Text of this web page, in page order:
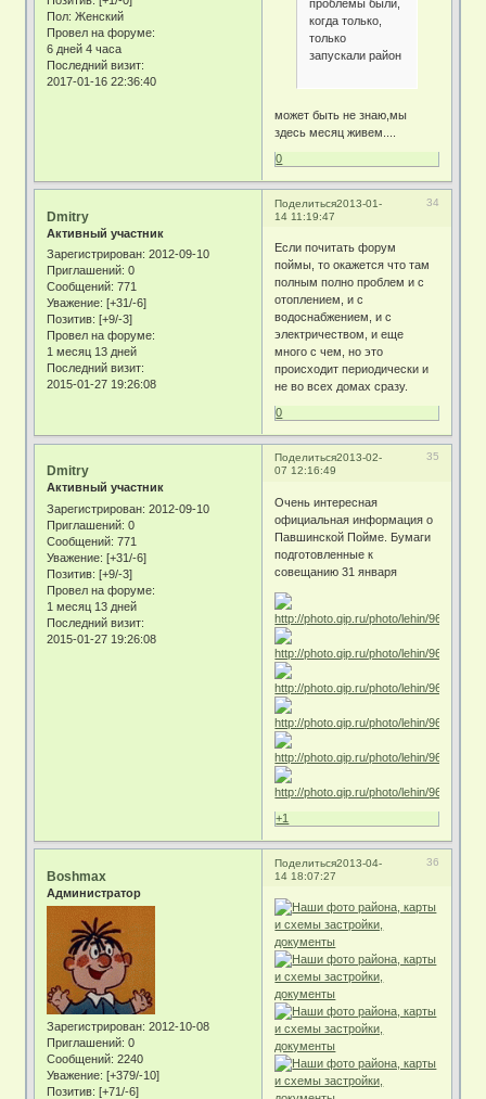
Пол: Женский
Провел на форуме:
6 дней 4 часа
Последний визит:
2017-01-16 22:36:40
проблемы были,
когда только,
только
запускали район
может быть не знаю,мы
здесь месяц живем....
0
Поделиться 34
2013-01-
14 11:19:47
Dmitry
Активный участник
Зарегистрирован: 2012-09-10
Приглашений: 0
Сообщений: 771
Уважение: [+31/-6]
Позитив: [+9/-3]
Провел на форуме:
1 месяц 13 дней
Последний визит:
2015-01-27 19:26:08
Если почитать форум
поймы, то окажется что там
полным полно проблем и с
отоплением, и с
водоснабжением, и с
электричеством, и еще
много с чем, но это
происходит периодически и
не во всех домах сразу.
0
Поделиться 35
2013-02-
07 12:16:49
Dmitry
Активный участник
Зарегистрирован: 2012-09-10
Приглашений: 0
Сообщений: 771
Уважение: [+31/-6]
Позитив: [+9/-3]
Провел на форуме:
1 месяц 13 дней
Последний визит:
2015-01-27 19:26:08
Очень интересная
официальная информация о
Павшинской Пойме. Бумаги
подготовленные к
совещанию 31 января
+1
Поделиться 36
2013-04-
14 18:07:27
Boshmax
Администратор
Зарегистрирован: 2012-10-08
Приглашений: 0
Сообщений: 2240
Уважение: [+379/-10]
Позитив: [+71/-6]